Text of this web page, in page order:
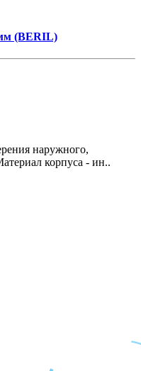
(BERIL)
наружного,
корпуса - ин..